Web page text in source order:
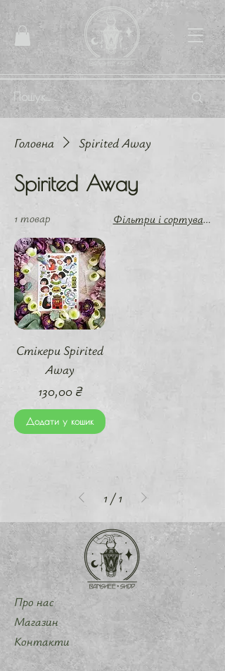
Головна Spirited Away
Spirited Away
1 товар Фільтри і сортування
Стікери Spirited
Away
Ціна
130,00 ₴
Додати у кошик
1 / 1
Про нас
Магазин
Контакти